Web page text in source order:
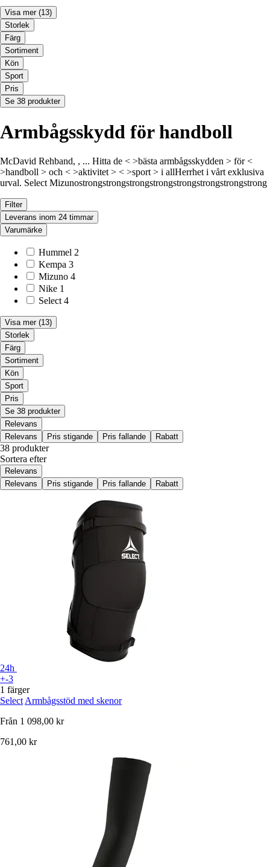
Visa mer (13)
Storlek
Färg
Sortiment
Kön
Sport
Pris
Se 38 produkter
Armbågsskydd för handboll
McDavid Rehband, , ... Hitta de < >bästa armbågsskydden > för <
>handboll > och < >aktivitet > < >sport > i allHerrhet i vårt exklusiva
urval. Select Mizunostrongstrongstrongstrongstrongstrongstrongstrong
Filter
Leverans inom 24 timmar
Varumärke
Hummel 2
Kempa 3
Mizuno 4
Nike 1
Select 4
Visa mer (13)
Storlek
Färg
Sortiment
Kön
Sport
Pris
Se 38 produkter
Relevans
Relevans
Pris stigande Pris fallande Rabatt
38 produkter
Sortera efter
Relevans
Relevans
Pris stigande Pris fallande Rabatt
24h
+-3
1 färger
Select Armbågsstöd med skenor
Från 1 098,00 kr
761,00 kr